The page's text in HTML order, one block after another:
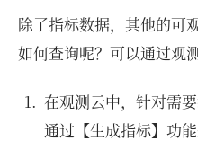
除了指标数据，其他的可
如何查询呢？可以通过观
在观测云中，针对需
通过【生成指标】功能